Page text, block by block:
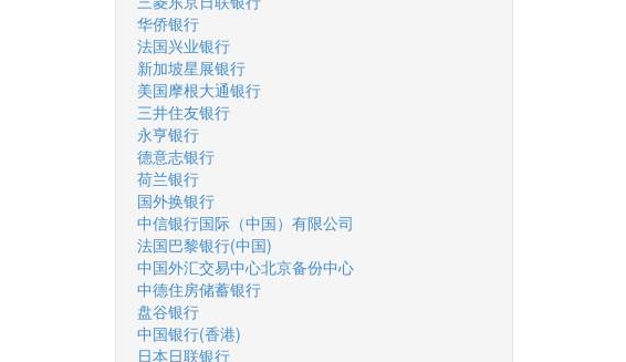
华侨银行
法国兴业银行
新加坡星展银行
美国摩根大通银行
三井住友银行
永亨银行
德意志银行
荷兰银行
国外换银行
中信银行国际（中国）有限公司
法国巴黎银行(中国)
中国外汇交易中心北京备份中心
中德住房储蓄银行
盘谷银行
中国银行(香港)
日本日联银行